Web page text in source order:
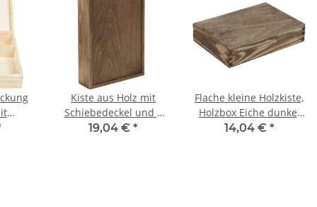
Kiste aus Holz mit
Schiebedeckel und 2
Fächern, 32 × 21 × 6 cm
19,04 € *
Flache kleine Holzkiste,
Holzbox Eiche dunkel
24 x 17 x 5,5 cm
14,04 € *